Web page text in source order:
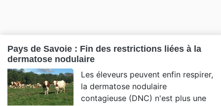
Pays de Savoie : Fin des restrictions liées à la
dermatose nodulaire
Les éleveurs peuvent enfin respirer,
la dermatose nodulaire
contagieuse (DNC) n'est plus une